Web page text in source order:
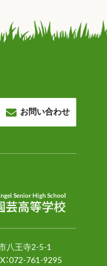
お問い合わせ
八王寺2-5-1
：072-761-9295